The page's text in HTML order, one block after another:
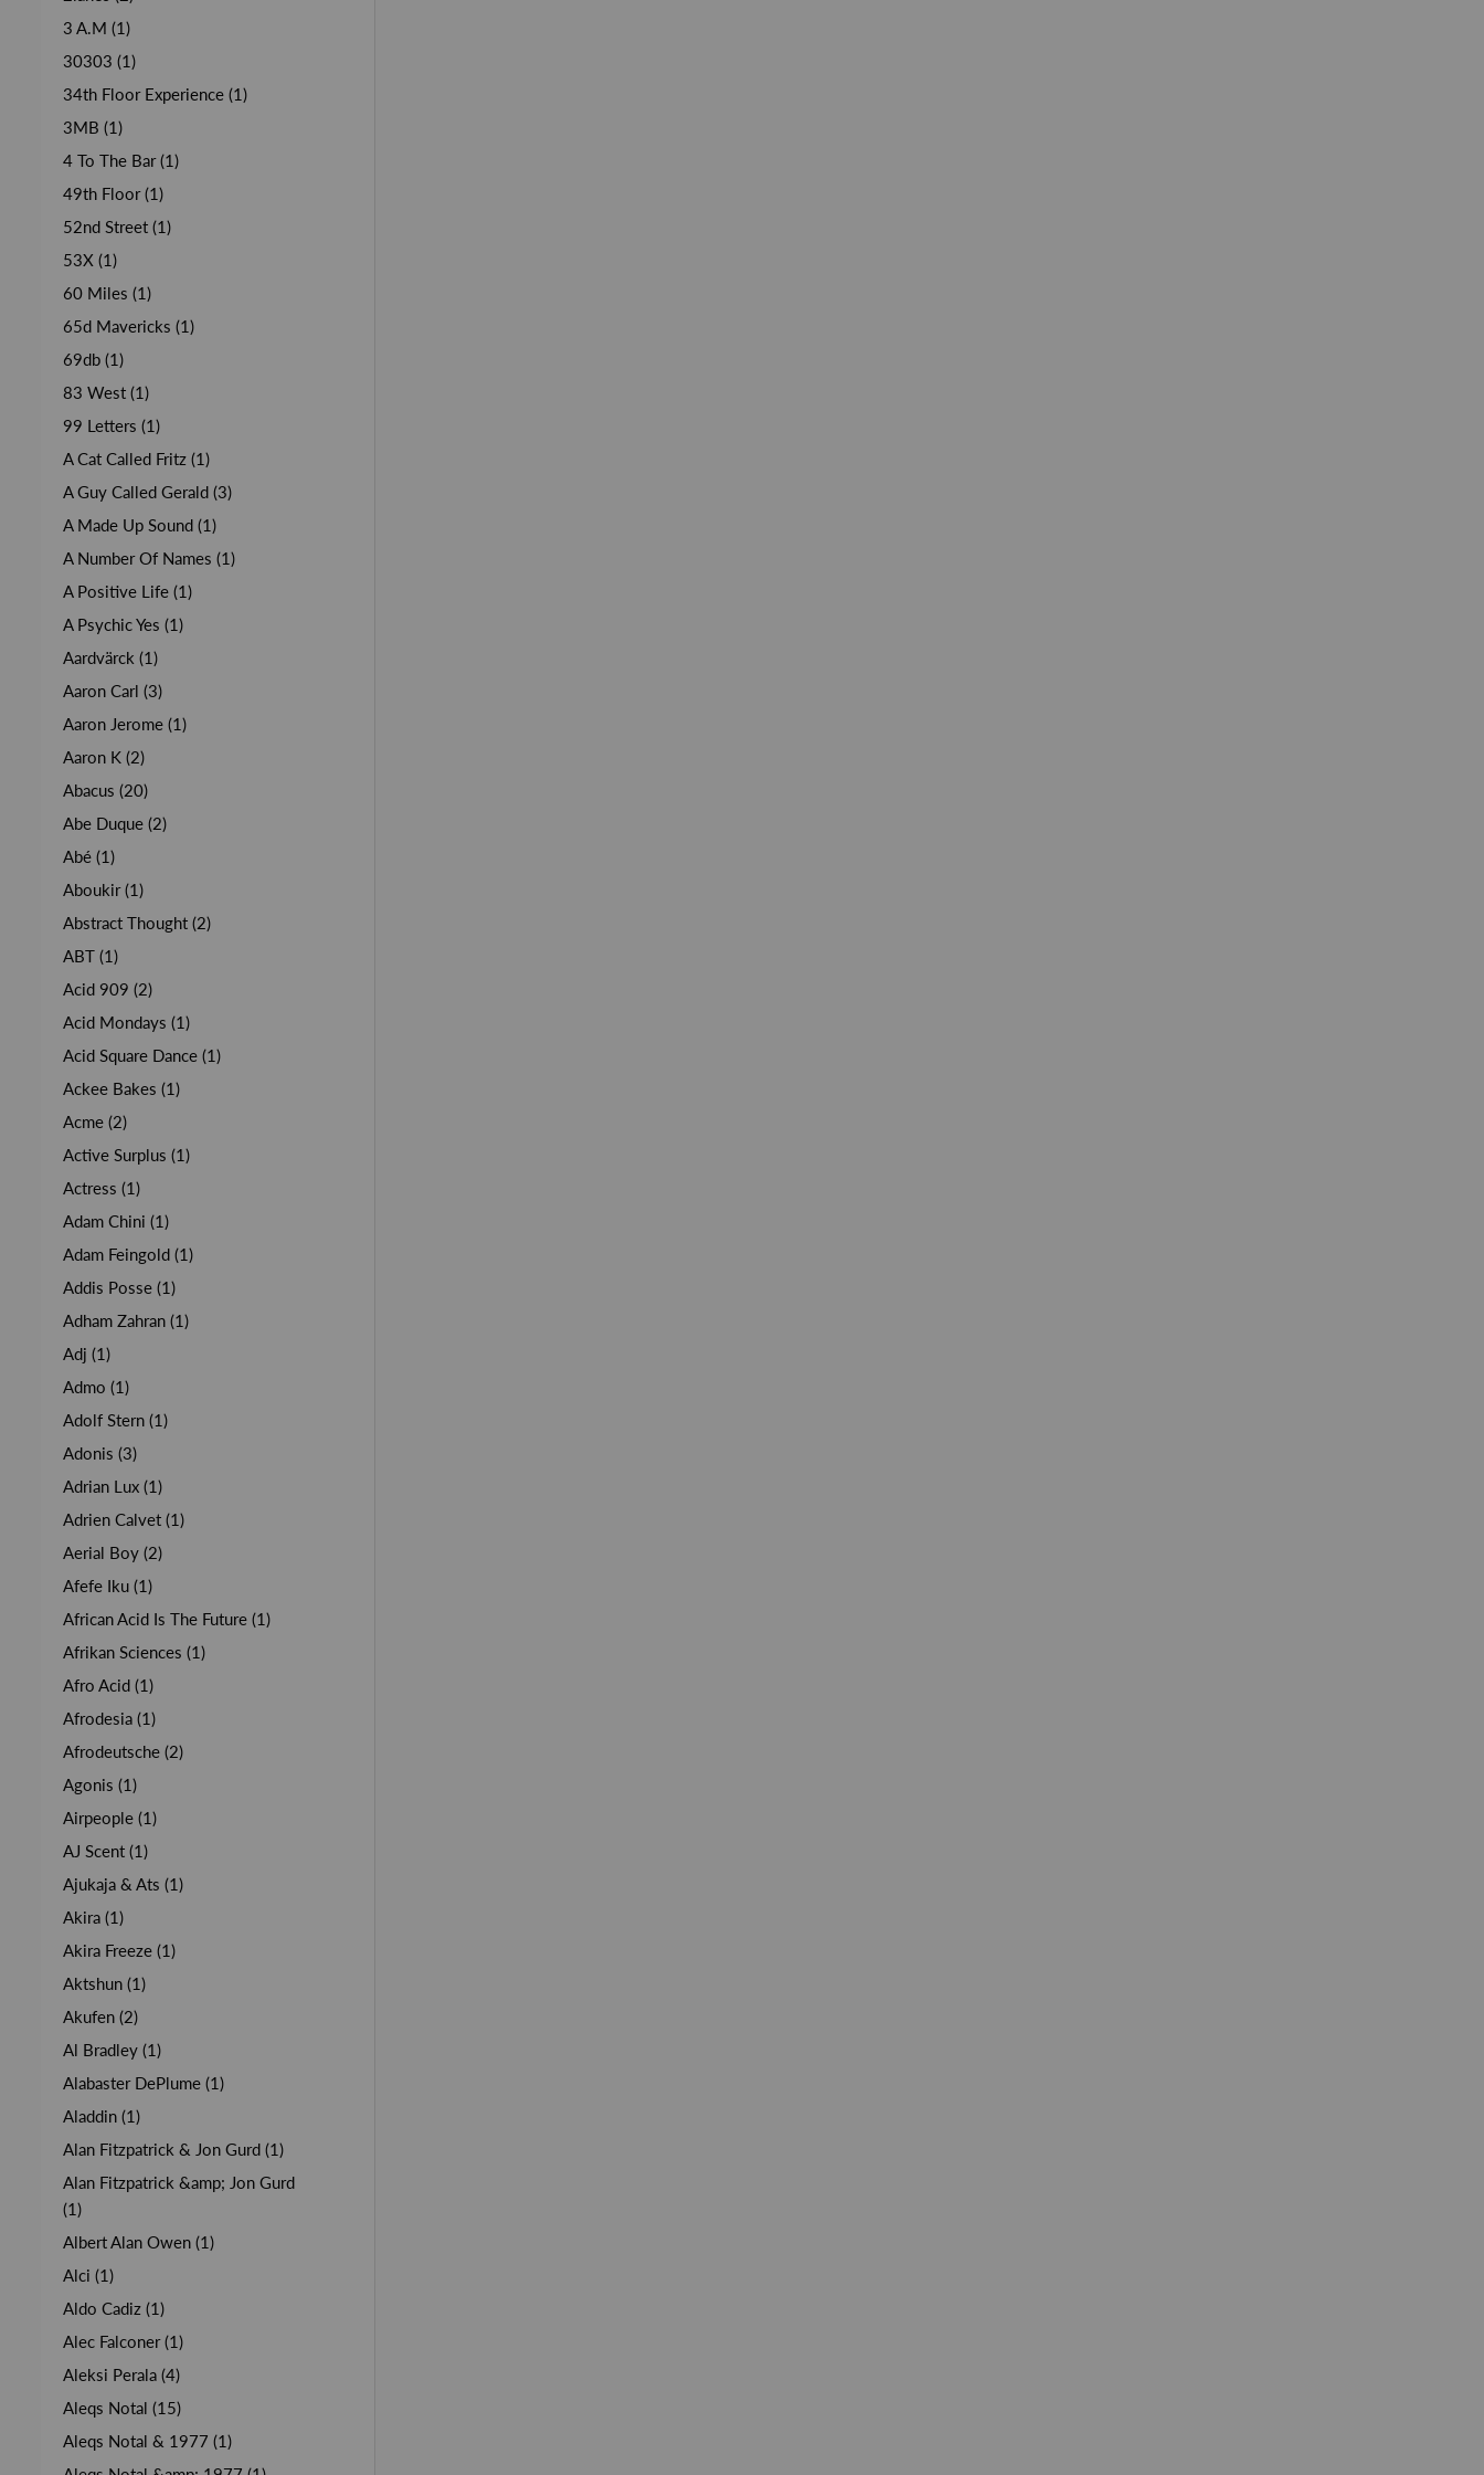
3 A.M (1)
30303 (1)
34th Floor Experience (1)
3MB (1)
4 To The Bar (1)
49th Floor (1)
52nd Street (1)
53X (1)
60 Miles (1)
65d Mavericks (1)
69db (1)
83 West (1)
99 Letters (1)
A Cat Called Fritz (1)
A Guy Called Gerald (3)
A Made Up Sound (1)
A Number Of Names (1)
A Positive Life (1)
A Psychic Yes (1)
Aardvärck (1)
Aaron Carl (3)
Aaron Jerome (1)
Aaron K (2)
Abacus (20)
Abe Duque (2)
Abé (1)
Aboukir (1)
Abstract Thought (2)
ABT (1)
Acid 909 (2)
Acid Mondays (1)
Acid Square Dance (1)
Ackee Bakes (1)
Acme (2)
Active Surplus (1)
Actress (1)
Adam Chini (1)
Adam Feingold (1)
Addis Posse (1)
Adham Zahran (1)
Adj (1)
Admo (1)
Adolf Stern (1)
Adonis (3)
Adrian Lux (1)
Adrien Calvet (1)
Aerial Boy (2)
Afefe Iku (1)
African Acid Is The Future (1)
Afrikan Sciences (1)
Afro Acid (1)
Afrodesia (1)
Afrodeutsche (2)
Agonis (1)
Airpeople (1)
AJ Scent (1)
Ajukaja & Ats (1)
Akira (1)
Akira Freeze (1)
Aktshun (1)
Akufen (2)
Al Bradley (1)
Alabaster DePlume (1)
Aladdin (1)
Alan Fitzpatrick & Jon Gurd (1)
Alan Fitzpatrick &amp; Jon Gurd
(1)
Albert Alan Owen (1)
Alci (1)
Aldo Cadiz (1)
Alec Falconer (1)
Aleksi Perala (4)
Aleqs Notal (15)
Aleqs Notal & 1977 (1)